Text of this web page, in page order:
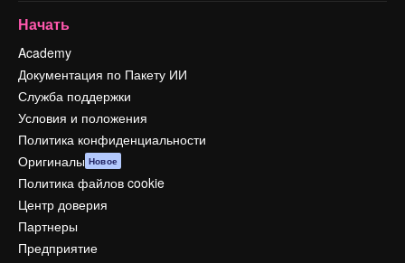
Начать
Academy
Документация по Пакету ИИ
Служба поддержки
Условия и положения
Политика конфиденциальности
Оригиналы Новое
Политика файлов cookie
Центр доверия
Партнеры
Предприятие